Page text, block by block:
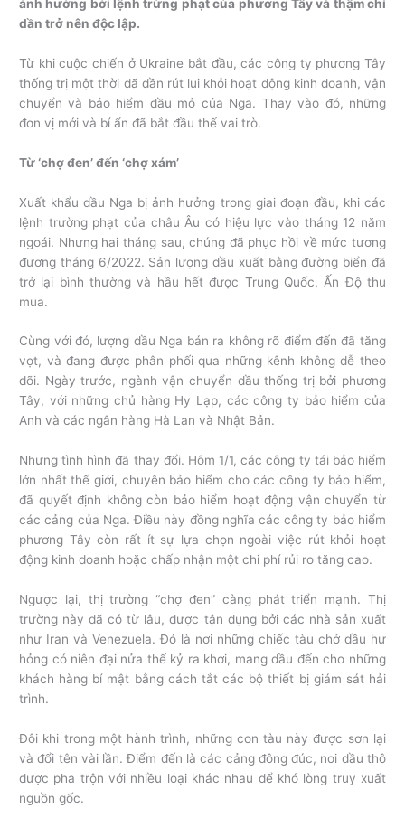
ảnh hưởng bởi lệnh trừng phạt của phương Tây và thậm chí
dần trở nên độc lập.
Từ khi cuộc chiến ở Ukraine bắt đầu, các công ty phương Tây
thống trị một thời đã dần rút lui khỏi hoạt động kinh doanh, vận
chuyển và bảo hiểm dầu mỏ của Nga. Thay vào đó, những
đơn vị mới và bí ẩn đã bắt đầu thế vai trò.
Từ ‘chợ đen’ đến ‘chợ xám’
Xuất khẩu dầu Nga bị ảnh hưởng trong giai đoạn đầu, khi các
lệnh trường phạt của châu Âu có hiệu lực vào tháng 12 năm
ngoái. Nhưng hai tháng sau, chúng đã phục hồi về mức tương
đương tháng 6/2022. Sản lượng dầu xuất bằng đường biển đã
trở lại bình thường và hầu hết được Trung Quốc, Ấn Độ thu
mua.
Cùng với đó, lượng dầu Nga bán ra không rõ điểm đến đã tăng
vọt, và đang được phân phối qua những kênh không dễ theo
dõi. Ngày trước, ngành vận chuyển dầu thống trị bởi phương
Tây, với những chủ hàng Hy Lạp, các công ty bảo hiểm của
Anh và các ngân hàng Hà Lan và Nhật Bản.
Nhưng tình hình đã thay đổi. Hôm 1/1, các công ty tái bảo hiểm
lớn nhất thế giới, chuyên bảo hiểm cho các công ty bảo hiểm,
đã quyết định không còn bảo hiểm hoạt động vận chuyển từ
các cảng của Nga. Điều này đồng nghĩa các công ty bảo hiểm
phương Tây còn rất ít sự lựa chọn ngoài việc rút khỏi hoạt
động kinh doanh hoặc chấp nhận một chi phí rủi ro tăng cao.
Ngược lại, thị trường “chợ đen” càng phát triển mạnh. Thị
trường này đã có từ lâu, được tận dụng bởi các nhà sản xuất
như Iran và Venezuela. Đó là nơi những chiếc tàu chở dầu hư
hỏng có niên đại nửa thế kỷ ra khơi, mang dầu đến cho những
khách hàng bí mật bằng cách tắt các bộ thiết bị giám sát hải
trình.
Đôi khi trong một hành trình, những con tàu này được sơn lại
và đổi tên vài lần. Điểm đến là các cảng đông đúc, nơi dầu thô
được pha trộn với nhiều loại khác nhau để khó lòng truy xuất
nguồn gốc.